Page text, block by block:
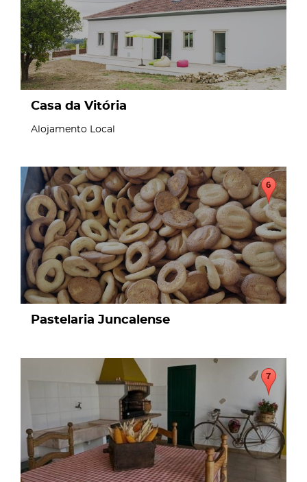
Casa da Vitória
Alojamento Local
page
Pastelaria Juncalense